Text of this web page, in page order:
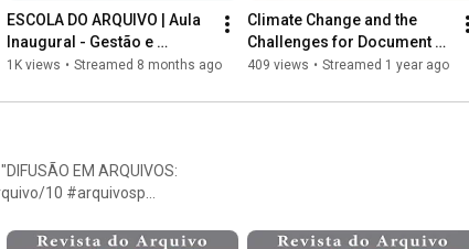
ESCOLA DO ARQUIVO | Aula
Inaugural - Gestão e
Preservação Digital
1K views • Streamed 8 months ago
Climate Change and the
Challenges for Document
Management in
409 views • Streamed 1 year ago
EM ARQUIVOS:
10 #arquivosp